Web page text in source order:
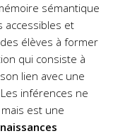
sémantique
accessibles et
élèves à former
qui consiste à
lien avec une
inférences ne
est une